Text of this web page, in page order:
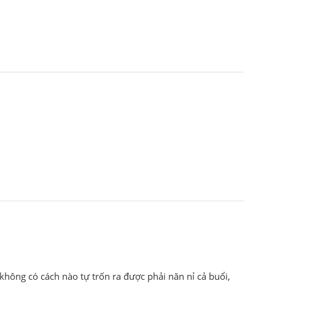
có cách nào tự trốn ra được phải năn nỉ cả buổi,